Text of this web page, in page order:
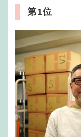
第1位